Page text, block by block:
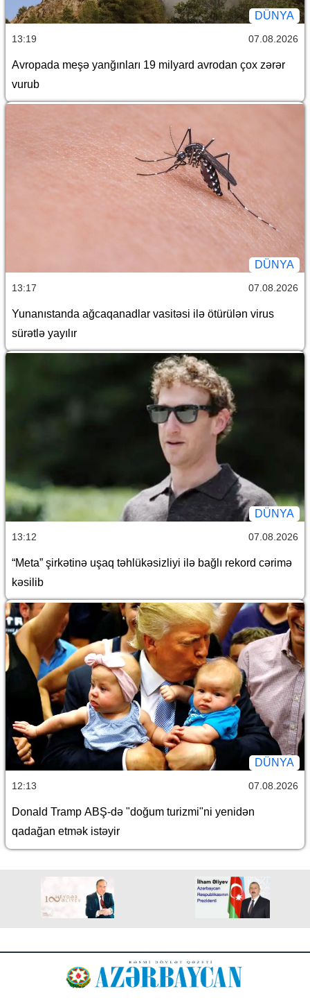
DÜNYA
13:19 07.08.2026
Avropada meşə yanğınları 19 milyard avrodan çox zərər
vurub
DÜNYA
13:17 07.08.2026
Yunanıstanda ağcaqanadlar vasitəsi ilə ötürülən virus
sürətlə yayılır
DÜNYA
13:12 07.08.2026
“Meta” şirkətinə uşaq təhlükəsizliyi ilə bağlı rekord cərimə
kəsilib
DÜNYA
12:13 07.08.2026
Donald Tramp ABŞ-də "doğum turizmi"ni yenidən
qadağan etmək istəyir